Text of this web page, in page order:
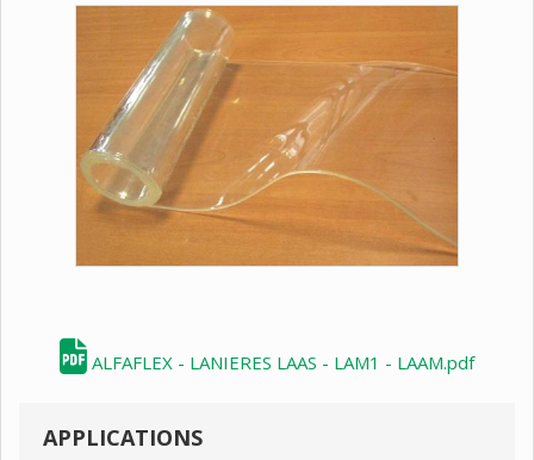
ALFAFLEX - LANIERES LAAS - LAM1 - LAAM.pdf
APPLICATIONS